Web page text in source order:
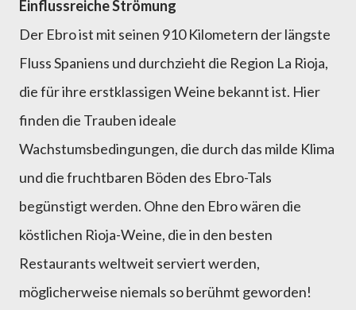
Einflussreiche Strömung
Der Ebro ist mit seinen 910 Kilometern der längste
Fluss Spaniens und durchzieht die Region La Rioja,
die für ihre erstklassigen Weine bekannt ist. Hier
finden die Trauben ideale
Wachstumsbedingungen, die durch das milde Klima
und die fruchtbaren Böden des Ebro-Tals
begünstigt werden. Ohne den Ebro wären die
köstlichen Rioja-Weine, die in den besten
Restaurants weltweit serviert werden,
möglicherweise niemals so berühmt geworden!